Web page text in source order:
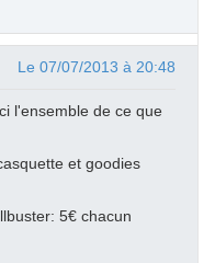
Le 07/07/2013 à 20:48
l'ensemble de ce que
et goodies
5€ chacun